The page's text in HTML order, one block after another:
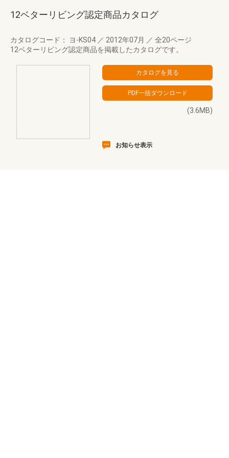
12ベターリビング認定商品カタログ
カタログコード： ヨ-KS04 ／ 2012年07月 ／ 全20ページ
12ベターリビング認定商品を掲載したカタログです。
(3.6MB)
お知らせ表示